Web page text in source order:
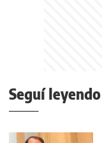
Seguí leyendo